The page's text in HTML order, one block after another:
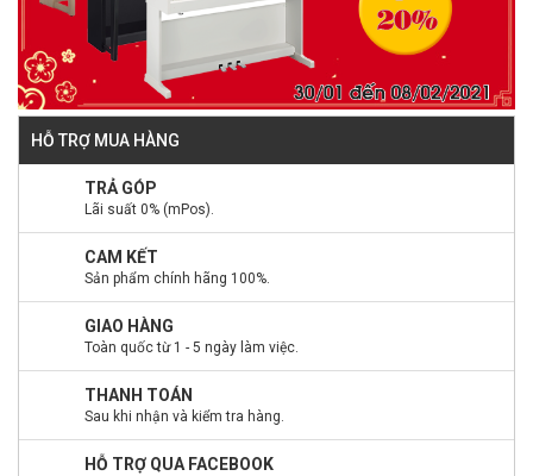
HỖ TRỢ MUA HÀNG
TRẢ GÓP
Lãi suất 0% (mPos).
CAM KẾT
Sản phẩm chính hãng 100%.
GIAO HÀNG
Toàn quốc từ 1 - 5 ngày làm việc.
THANH TOÁN
Sau khi nhận và kiểm tra hàng.
HỖ TRỢ QUA FACEBOOK